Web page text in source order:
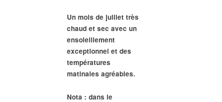
Un mois de juillet très
chaud et sec avec un
ensoleillement
exceptionnel et des
températures
matinales agréables.
Nota : dans le